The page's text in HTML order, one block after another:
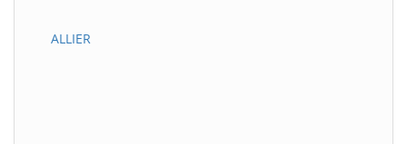
ALLIER